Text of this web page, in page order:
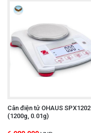
Cân điện tử OHAUS SPX1202
(1200g, 0.01g)